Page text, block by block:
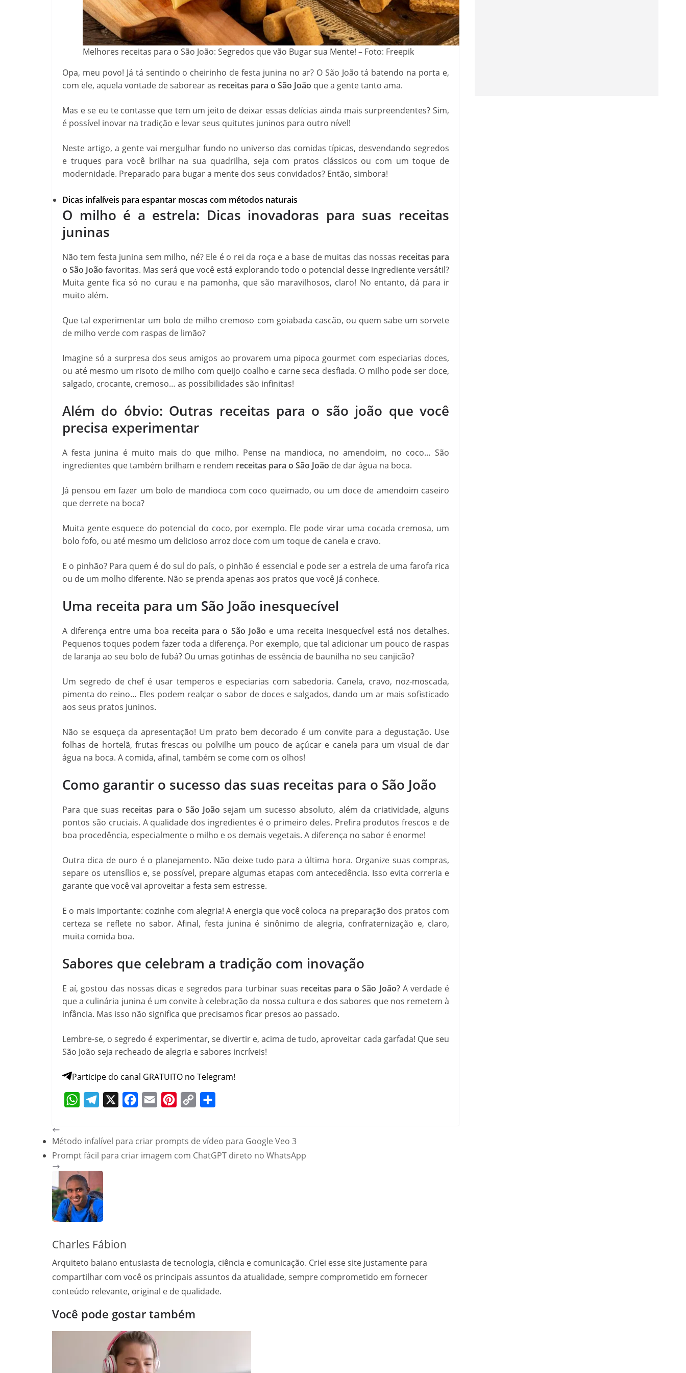
Melhores receitas para o São João: Segredos que vão Bugar sua Mente! – Foto: Freepik
Opa, meu povo! Já tá sentindo o cheirinho de festa junina no ar? O São João tá batendo na porta e,
com ele, aquela vontade de saborear as receitas para o São João que a gente tanto ama.
Mas e se eu te contasse que tem um jeito de deixar essas delícias ainda mais surpreendentes? Sim,
é possível inovar na tradição e levar seus quitutes juninos para outro nível!
Neste artigo, a gente vai mergulhar fundo no universo das comidas típicas, desvendando segredos
e truques para você brilhar na sua quadrilha, seja com pratos clássicos ou com um toque de
modernidade. Preparado para bugar a mente dos seus convidados? Então, simbora!
Dicas infalíveis para espantar moscas com métodos naturais
O milho é a estrela: Dicas inovadoras para suas receitas
juninas
Não tem festa junina sem milho, né? Ele é o rei da roça e a base de muitas das nossas receitas para
o São João favoritas. Mas será que você está explorando todo o potencial desse ingrediente versátil?
Muita gente fica só no curau e na pamonha, que são maravilhosos, claro! No entanto, dá para ir
muito além.
Que tal experimentar um bolo de milho cremoso com goiabada cascão, ou quem sabe um sorvete
de milho verde com raspas de limão?
Imagine só a surpresa dos seus amigos ao provarem uma pipoca gourmet com especiarias doces,
ou até mesmo um risoto de milho com queijo coalho e carne seca desfiada. O milho pode ser doce,
salgado, crocante, cremoso… as possibilidades são infinitas!
Além do óbvio: Outras receitas para o são joão que você
precisa experimentar
A festa junina é muito mais do que milho. Pense na mandioca, no amendoim, no coco… São
ingredientes que também brilham e rendem receitas para o São João de dar água na boca.
Já pensou em fazer um bolo de mandioca com coco queimado, ou um doce de amendoim caseiro
que derrete na boca?
Muita gente esquece do potencial do coco, por exemplo. Ele pode virar uma cocada cremosa, um
bolo fofo, ou até mesmo um delicioso arroz doce com um toque de canela e cravo.
E o pinhão? Para quem é do sul do país, o pinhão é essencial e pode ser a estrela de uma farofa rica
ou de um molho diferente. Não se prenda apenas aos pratos que você já conhece.
Uma receita para um São João inesquecível
A diferença entre uma boa receita para o São João e uma receita inesquecível está nos detalhes.
Pequenos toques podem fazer toda a diferença. Por exemplo, que tal adicionar um pouco de raspas
de laranja ao seu bolo de fubá? Ou umas gotinhas de essência de baunilha no seu canjicão?
Um segredo de chef é usar temperos e especiarias com sabedoria. Canela, cravo, noz-moscada,
pimenta do reino… Eles podem realçar o sabor de doces e salgados, dando um ar mais sofisticado
aos seus pratos juninos.
Não se esqueça da apresentação! Um prato bem decorado é um convite para a degustação. Use
folhas de hortelã, frutas frescas ou polvilhe um pouco de açúcar e canela para um visual de dar
água na boca. A comida, afinal, também se come com os olhos!
Como garantir o sucesso das suas receitas para o São João
Para que suas receitas para o São João sejam um sucesso absoluto, além da criatividade, alguns
pontos são cruciais. A qualidade dos ingredientes é o primeiro deles. Prefira produtos frescos e de
boa procedência, especialmente o milho e os demais vegetais. A diferença no sabor é enorme!
Outra dica de ouro é o planejamento. Não deixe tudo para a última hora. Organize suas compras,
separe os utensílios e, se possível, prepare algumas etapas com antecedência. Isso evita correria e
garante que você vai aproveitar a festa sem estresse.
E o mais importante: cozinhe com alegria! A energia que você coloca na preparação dos pratos com
certeza se reflete no sabor. Afinal, festa junina é sinônimo de alegria, confraternização e, claro,
muita comida boa.
Sabores que celebram a tradição com inovação
E aí, gostou das nossas dicas e segredos para turbinar suas receitas para o São João? A verdade é
que a culinária junina é um convite à celebração da nossa cultura e dos sabores que nos remetem à
infância. Mas isso não significa que precisamos ficar presos ao passado.
Lembre-se, o segredo é experimentar, se divertir e, acima de tudo, aproveitar cada garfada! Que seu
São João seja recheado de alegria e sabores incríveis!
Participe do canal GRATUITO no Telegram!
a
t
s
A
p
p
l
e
g
r
a
m
c
e
a
i
n
t
p
y
a
r
Método infalível para criar prompts de vídeo para Google Veo 3
Prompt fácil para criar imagem com ChatGPT direto no WhatsApp
Charles Fábion
Arquiteto baiano entusiasta de tecnologia, ciência e comunicação. Criei esse site justamente para
compartilhar com você os principais assuntos da atualidade, sempre comprometido em fornecer
conteúdo relevante, original e de qualidade.
Você pode gostar também